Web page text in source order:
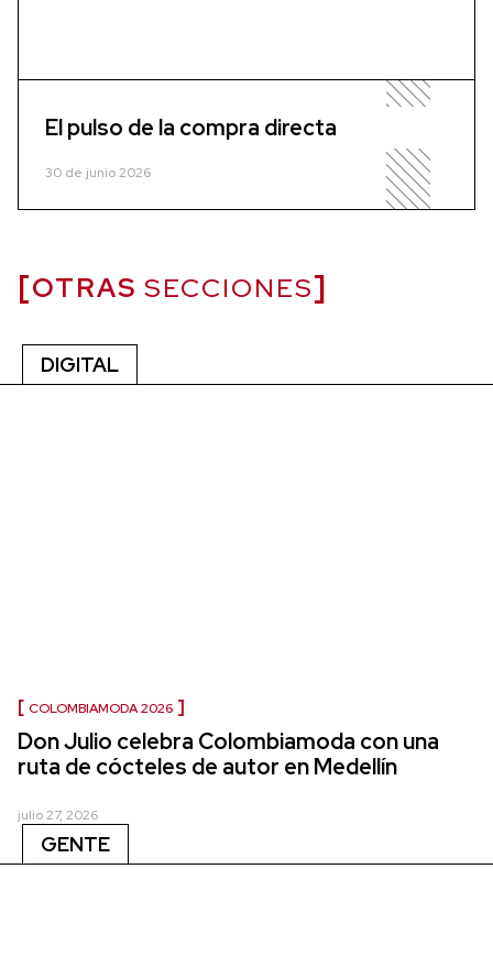
El pulso de la compra directa
30 de junio 2026
OTRAS SECCIONES
DIGITAL
COLOMBIAMODA 2026
Don Julio celebra Colombiamoda con una
ruta de cócteles de autor en Medellín
julio 27, 2026
GENTE